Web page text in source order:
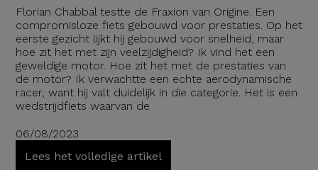
Florian Chabbal testte de Fraxion van Origine. Een
compromisloze fiets gebouwd voor prestaties. Op het
eerste gezicht lijkt hij gebouwd voor snelheid, maar
hoe zit het met zijn veelzijdigheid? Ik vind het een
geweldige motor. Hoe zit het met de prestaties van
de motor? Ik verwachtte een echte aerodynamische
racer, want hij valt duidelijk in die categorie. Het is een
wedstrijdfiets waarvan de
06/08/2023
Lees het volledige artikel